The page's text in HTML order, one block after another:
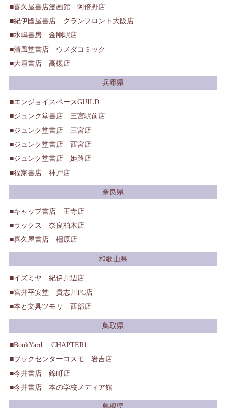
喜久屋書店漫画館 阿倍野店
紀伊國屋書店 グランフロント大阪店
水嶋書房 金剛駅店
清風堂書店 ウメダコミック
大垣書店 高槻店
兵庫県
エンジョイスペースGUILD
ジュンク堂書店 三宮駅前店
ジュンク堂書店 三宮店
ジュンク堂書店 西宮店
ジュンク堂書店 姫路店
福家書店 神戸店
奈良県
キャップ書店 王寺店
ラックス 奈良柏木店
喜久屋書店 橿原店
和歌山県
イズミヤ 紀伊川辺店
宮井平安堂 貴志川FC店
本と文具ツモリ 西部店
鳥取県
BookYard. CHAPTER1
ブックセンターコスモ 岩吉店
今井書店 錦町店
今井書店 本の学校メディア館